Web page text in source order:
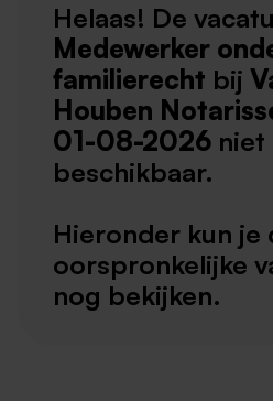
Helaas! De
Medewerker
familierecht bij
Houben
01-08-2026 niet
beschikbaar.
Hieronder kun je
oorspronkelijke
nog bekijken.